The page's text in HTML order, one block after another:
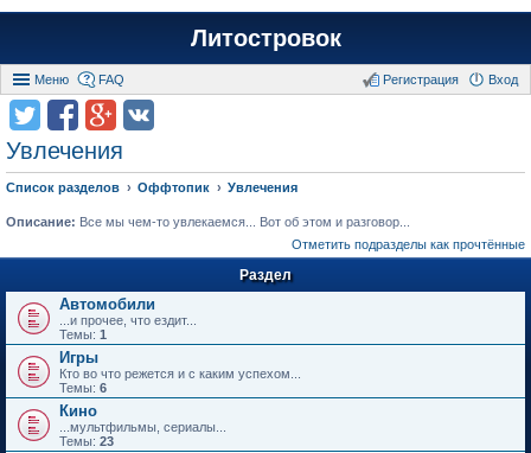
Литостровок
Меню FAQ Вход
Регистрация
Увлечения
Список разделов Оффтопик Увлечения
Описание: Все мы чем-то увлекаемся... Вот об этом и разговор...
Отметить подразделы как прочтённые
Раздел
Автомобили
...и прочее, что ездит...
Темы: 1
Игры
Кто во что режется и с каким успехом...
Темы: 6
Кино
...мультфильмы, сериалы...
Темы: 23